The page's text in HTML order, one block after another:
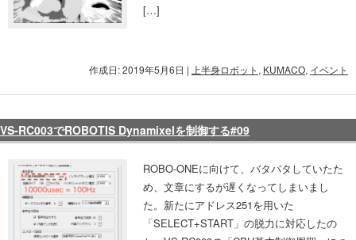
[…]
作成日: 2019年5月6日 | 上半身ロボット , KUMACO, イベント
VS-RC003でROBOTIS Dynamixelを制御する#09
ROBO-ONEに向けて、バタバタしていたた
め、文章にするが遅くなってしまいまし
た。新たにアドレス251を用いた
「SELECT+START」の脱力に対応したの